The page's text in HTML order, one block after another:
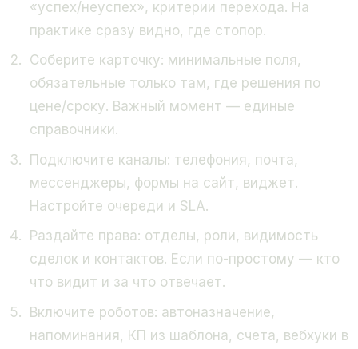
«успех/неуспех», критерии перехода. На
практике сразу видно, где стопор.
Соберите карточку: минимальные поля,
обязательные только там, где решения по
цене/сроку. Важный момент — единые
справочники.
Подключите каналы: телефония, почта,
мессенджеры, формы на сайт, виджет.
Настройте очереди и SLA.
Раздайте права: отделы, роли, видимость
сделок и контактов. Если по-простому — кто
что видит и за что отвечает.
Включите роботов: автоназначение,
напоминания, КП из шаблона, счета, вебхуки в